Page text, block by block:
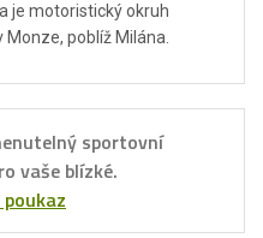
je motoristický okruh
poblíž Milána.
sportovní
vaše blízké.